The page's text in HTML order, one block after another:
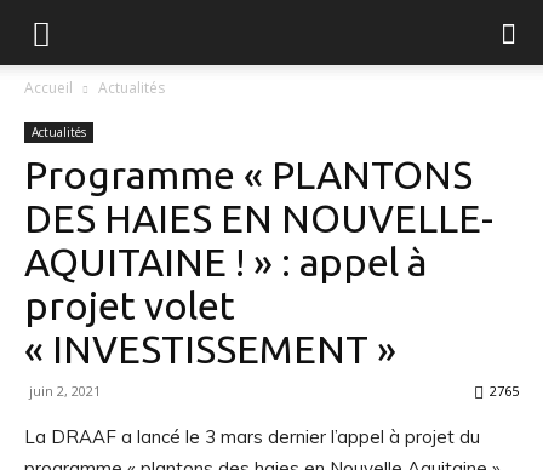
FGVB
Accueil Actualités
Actualités
Programme « PLANTONS
DES HAIES EN NOUVELLE-
AQUITAINE ! » : appel à
projet volet
« INVESTISSEMENT »
juin 2, 2021 2765
La DRAAF a lancé le 3 mars dernier l’appel à projet du